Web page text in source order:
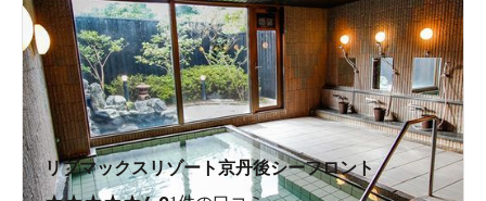
リブマックスリゾート京丹後シーフロント